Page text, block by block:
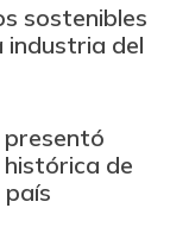
sostenibles
industria del
presentó
de
país